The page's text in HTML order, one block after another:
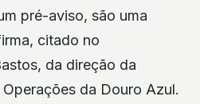
pré-aviso, são uma
citado no
da direção da
da Douro Azul.